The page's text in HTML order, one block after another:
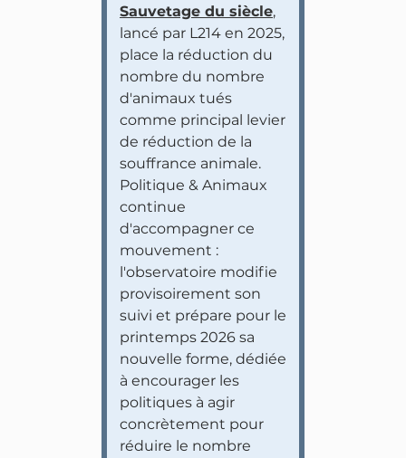
Sauvetage du siècle,
lancé par L214 en 2025,
place la réduction du
nombre du nombre
d'animaux tués
comme principal levier
de réduction de la
souffrance animale.
Politique & Animaux
continue
d'accompagner ce
mouvement :
l'observatoire modifie
provisoirement son
suivi et prépare pour le
printemps 2026 sa
nouvelle forme, dédiée
à encourager les
politiques à agir
concrètement pour
réduire le nombre